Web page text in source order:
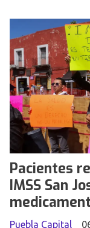
Pacientes
IMSS San
Puebla Capital